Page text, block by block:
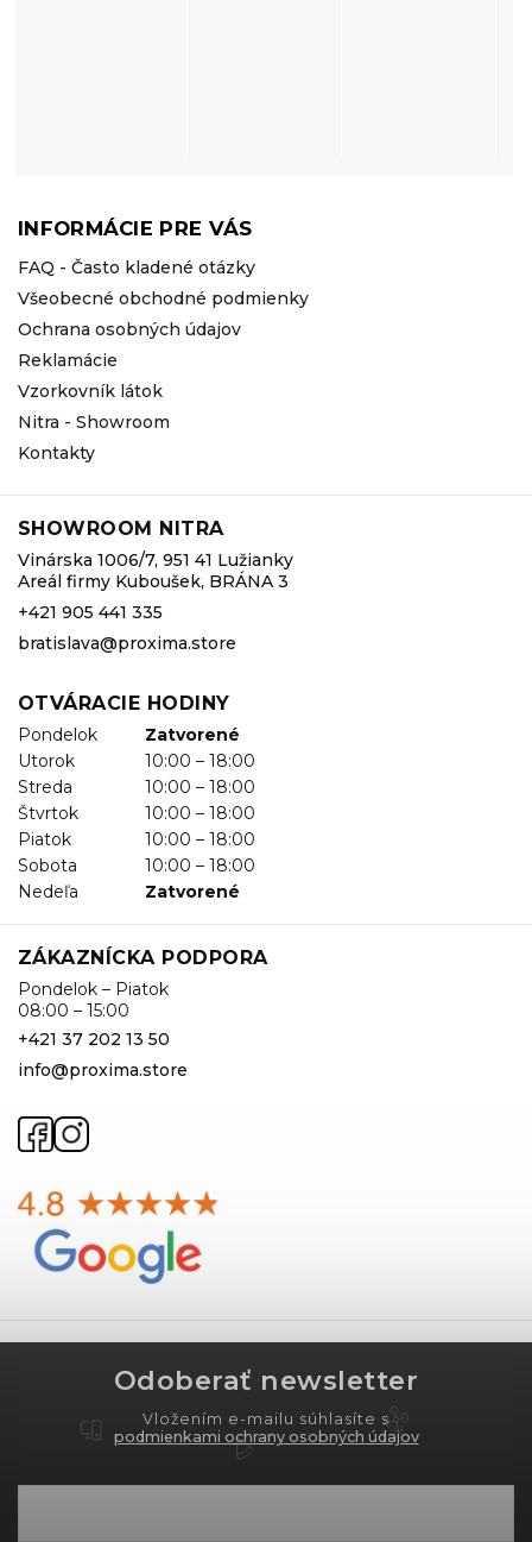
INFORMÁCIE PRE VÁS
FAQ - Často kladené otázky
Všeobecné obchodné podmienky
Ochrana osobných údajov
Reklamácie
Vzorkovník látok
Nitra - Showroom
Kontakty
SHOWROOM NITRA
Vinárska 1006/7, 951 41 Lužianky
Areál firmy Kuboušek, BRÁNA 3
+421 905 441 335
bratislava@proxima.store
OTVÁRACIE HODINY
Pondelok
Zatvorené
Utorok
10:00 – 18:00
Streda
10:00 – 18:00
Štvrtok
10:00 – 18:00
Piatok
10:00 – 18:00
Sobota
10:00 – 18:00
Nedeľa
Zatvorené
ZÁKAZNÍCKA PODPORA
Pondelok – Piatok
08:00 – 15:00
+421 37 202 13 50
info@proxima.store
Odoberať newsletter
Vložením e-mailu súhlasíte s
podmienkami ochrany osobných údajov